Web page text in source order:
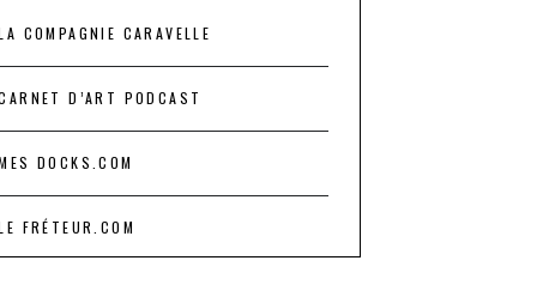
COMPAGNIE CARAVELLE
D’ART PODCAST
DOCKS.COM
FRÉTEUR.COM